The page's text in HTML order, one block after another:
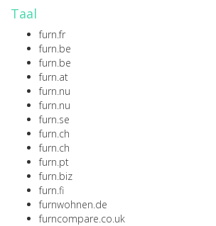
Taal
furn.fr
furn.be
furn.be
furn.at
furn.nu
furn.nu
furn.se
furn.ch
furn.ch
furn.pt
furn.biz
furn.fi
furnwohnen.de
furncompare.co.uk